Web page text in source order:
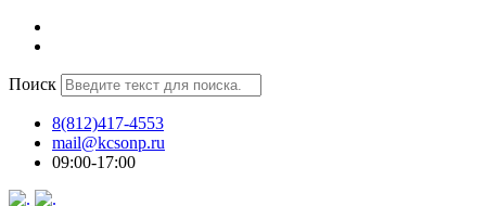
Поиск
8(812)417-4553
mail@kcsonp.ru
09:00-17:00